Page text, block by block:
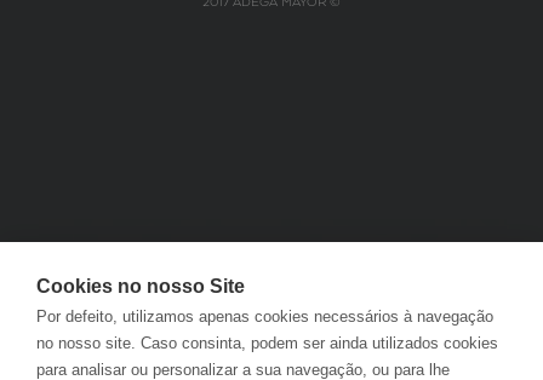
Cookies no nosso Site
Por defeito, utilizamos apenas cookies necessários à navegação
no nosso site. Caso consinta, podem ser ainda utilizados cookies
para analisar ou personalizar a sua navegação, ou para lhe